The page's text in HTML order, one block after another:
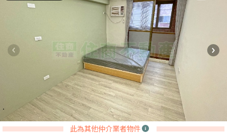
此為其他仲介業者物件